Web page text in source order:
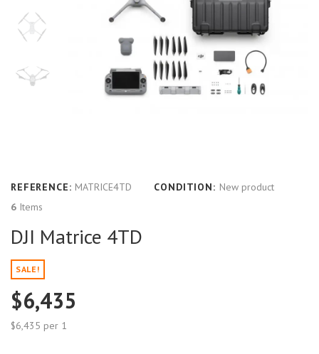
REFERENCE: MATRICE4TD CONDITION: New product
6 Items
DJI Matrice 4TD
SALE!
$6,435
$6,435 per 1